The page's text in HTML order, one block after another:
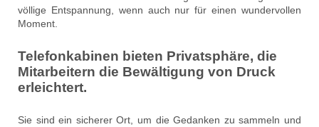
völlige Entspannung, wenn auch nur für einen wundervollen
Moment.
Telefonkabinen bieten Privatsphäre, die
Mitarbeitern die Bewältigung von Druck
erleichtert.
Sie sind ein sicherer Ort, um die Gedanken zu sammeln und